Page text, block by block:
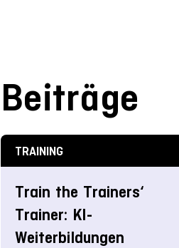
Beiträge
TRAINING
Train the Trainers‘
Trainer: KI-
Weiterbildungen